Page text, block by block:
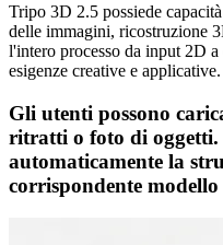
Tripo 3D 2.5 possiede
delle immagini, ricostruzione
l'intero processo da input 2D
esigenze creative e applicative.
Gli utenti possono
ritratti o foto di oggetti.
automaticamente la
corrispondente modello